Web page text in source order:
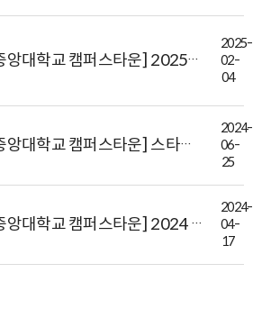
[중앙대학교 캠퍼스타운] 2025년 중앙대학교 캠퍼스타운 입주기업 선발 창업 경진대회(2.17~2.23)
2025-
02-
04
[중앙대학교 캠퍼스타운] 스타트업 실전교육 참여자 모집 안내
2024-
06-
25
[중앙대학교 캠퍼스타운] 2024 중앙대학교 캠퍼스타운 스타트업 실전교육 2차 참여자 모집 (~5월6일)
2024-
04-
17